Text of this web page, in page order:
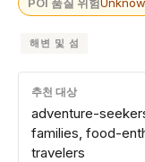
해변 및 섬
추천 대상
adventure-
families, food-
travelers